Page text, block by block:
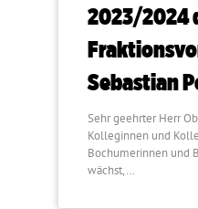
2023/2024
Sebastian
Sehr geehrter Herr
Kolleginnen und
Bochumerinnen und
wächst,…